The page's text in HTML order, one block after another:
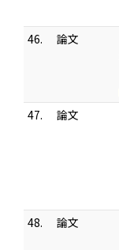
46.
論文
47. 論文
48.
論文